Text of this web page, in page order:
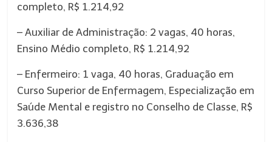
completo, R$ 1.214,92
– Auxiliar de Administração: 2 vagas, 40 horas,
Ensino Médio completo, R$ 1.214,92
– Enfermeiro: 1 vaga, 40 horas, Graduação em
Curso Superior de Enfermagem, Especialização em
Saúde Mental e registro no Conselho de Classe, R$
3.636,38